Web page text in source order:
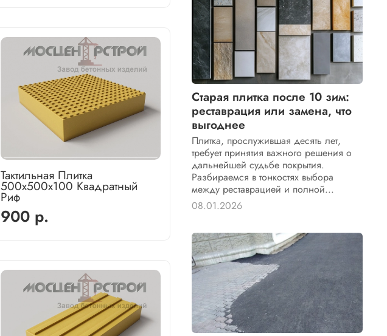
Тактильная Плитка
500х500х100 Квадратный
Риф
900 р.
Старая плитка после 10 зим:
реставрация или замена, что
выгоднее
Плитка, прослужившая десять лет,
требует принятия важного решения о
дальнейшей судьбе покрытия.
Разбираемся в тонкостях выбора
между реставрацией и полной...
08.01.2026